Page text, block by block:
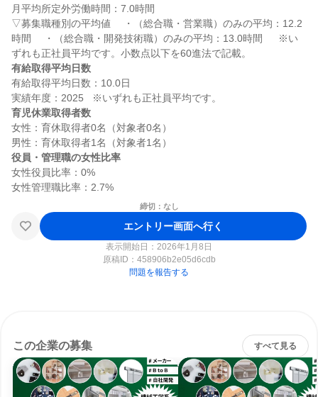
月平均所定外労働時間：7.0時間
▽募集職種別の平均値 　・（総合職・営業職）のみの平均：12.2
時間 　・（総合職・開発技術職）のみの平均：13.0時間 　 ※い
有給取得平均日数
有給取得平均日数：10.0日
育児休業取得者数
女性：育休取得者0名（対象者0名）
役員・管理職の女性比率
女性役員比率：0%
締切：なし
エントリー画面へ行く
表示開始日：2026年1月8日
原稿ID： 458906b2e05d6cdb
問題を報告する
この企業の募集 すべて見る